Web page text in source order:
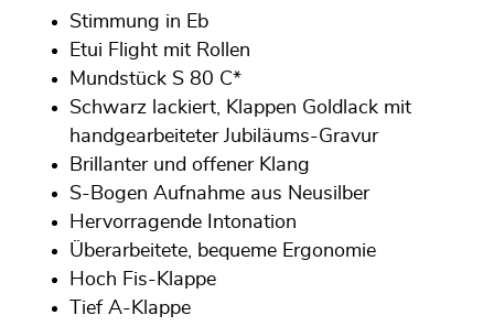
Stimmung in Eb
Etui Flight mit Rollen
Mundstück S 80 C*
Schwarz lackiert, Klappen Goldlack mit
handgearbeiteter Jubiläums-Gravur
Brillanter und offener Klang
S-Bogen Aufnahme aus Neusilber
Hervorragende Intonation
Überarbeitete, bequeme Ergonomie
Hoch Fis-Klappe
Tief A-Klappe